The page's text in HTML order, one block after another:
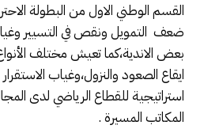
القسم الوطني الاول من البطولة
ضعف التمويل ونقص في التسيير
بعض الاندية،كما تعيش مختلف
ايقاع الصعود والنزول،وغياب
استراتيجية للقطاع الرياضي لدى
المكاتب المسيرة .